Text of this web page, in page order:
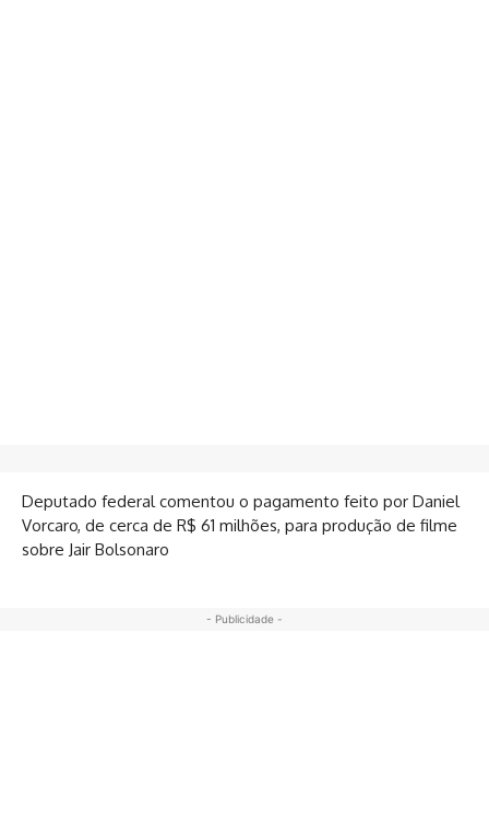
Deputado federal comentou o pagamento feito por Daniel
Vorcaro, de cerca de R$ 61 milhões, para produção de filme
sobre Jair Bolsonaro
- Publicidade -